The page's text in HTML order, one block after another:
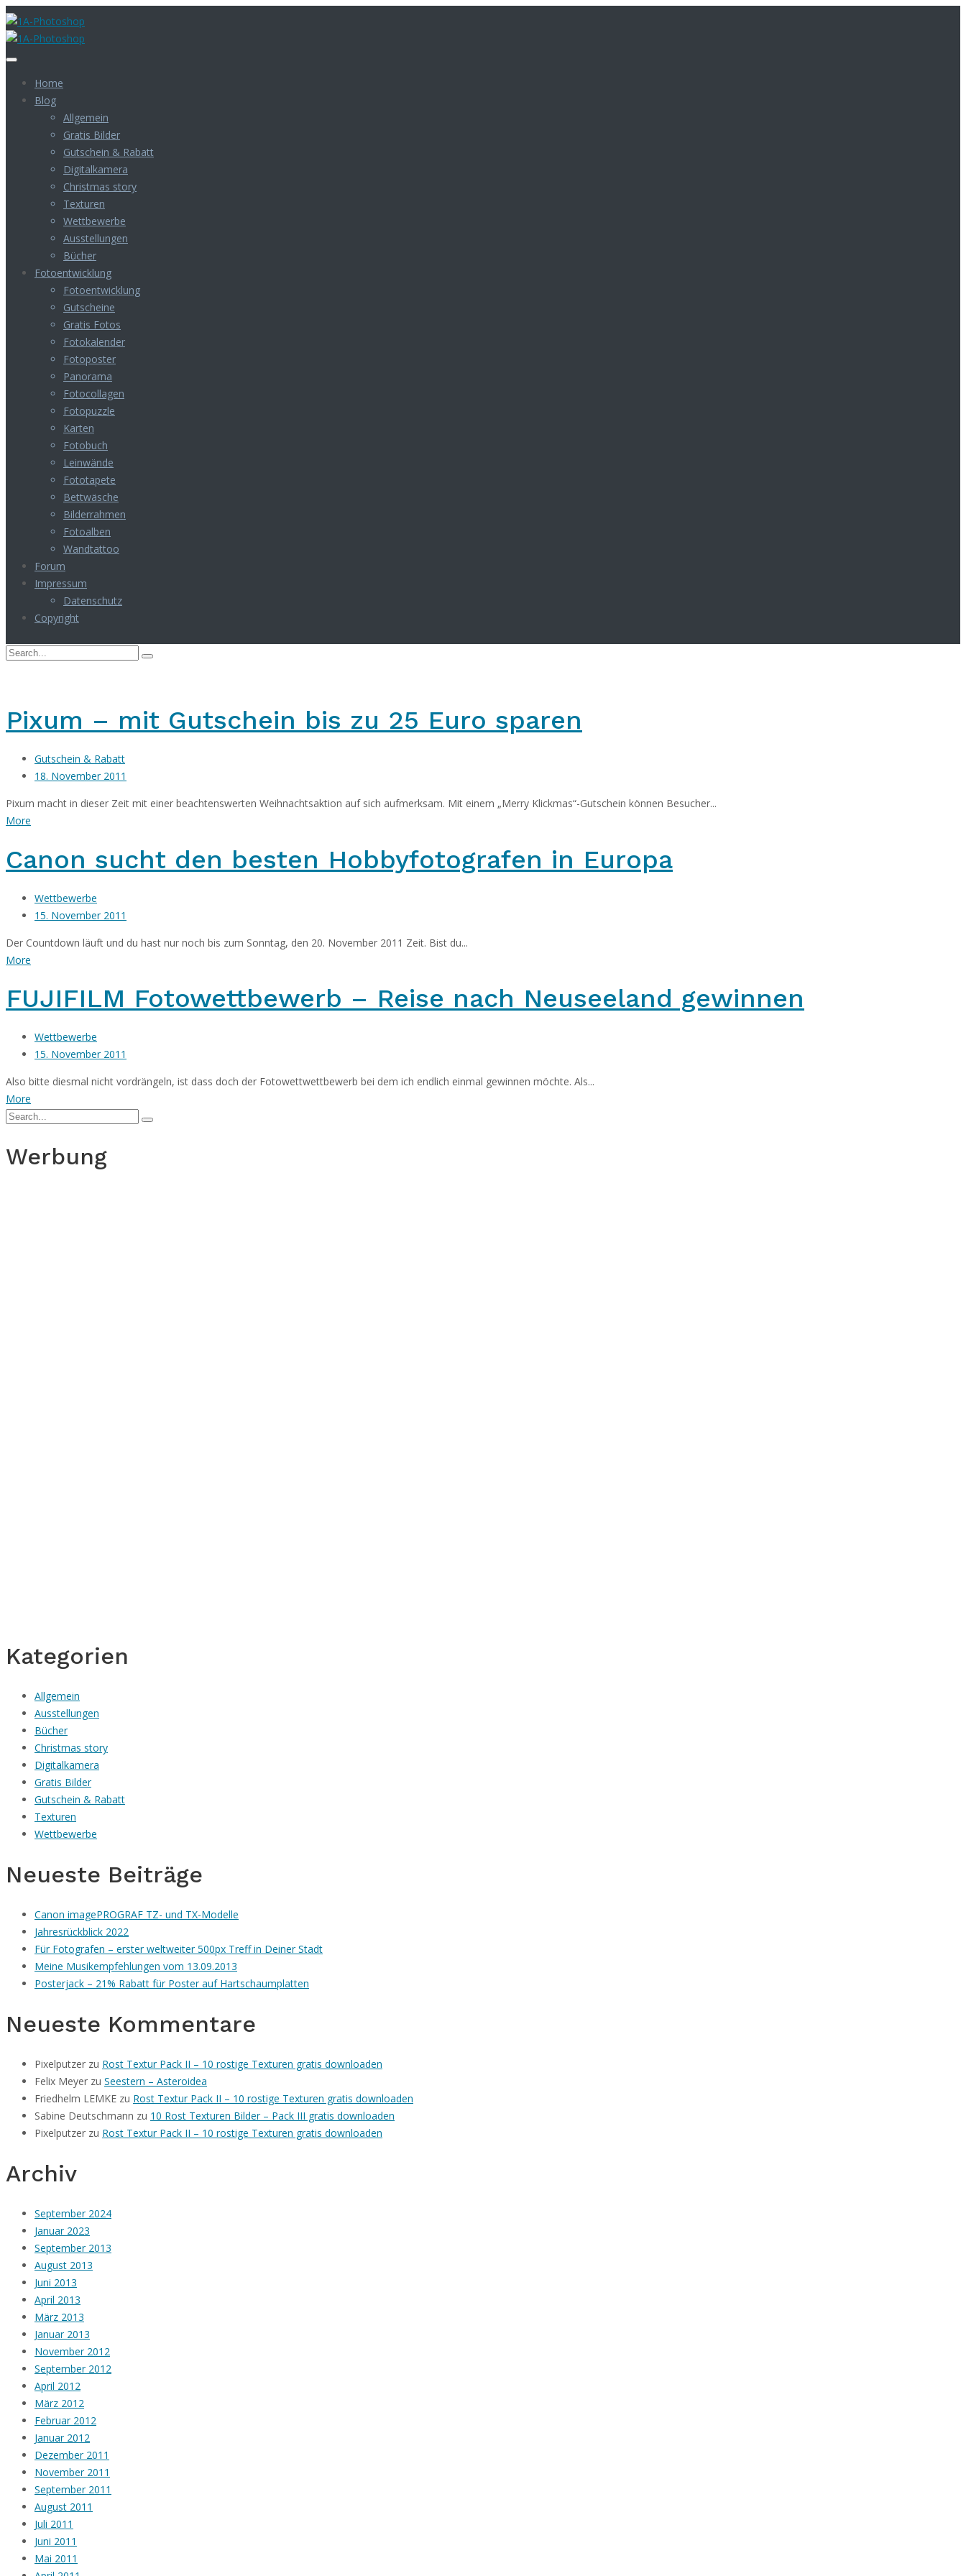
Home
Blog
Allgemein
Gratis Bilder
Gutschein & Rabatt
Digitalkamera
Christmas story
Texturen
Wettbewerbe
Ausstellungen
Bücher
Fotoentwicklung
Fotoentwicklung
Gutscheine
Gratis Fotos
Fotokalender
Fotoposter
Panorama
Fotocollagen
Fotopuzzle
Karten
Fotobuch
Leinwände
Fototapete
Bettwäsche
Bilderrahmen
Fotoalben
Wandtattoo
Forum
Impressum
Datenschutz
Copyright
Pixum – mit Gutschein bis zu 25 Euro sparen
Gutschein & Rabatt
18. November 2011
Pixum macht in dieser Zeit mit einer beachtenswerten Weihnachtsaktion auf sich aufmerksam. Mit einem „Merry Klickmas“-Gutschein können Besucher...
More
Canon sucht den besten Hobbyfotografen in Europa
Wettbewerbe
15. November 2011
Der Countdown läuft und du hast nur noch bis zum Sonntag, den 20. November 2011 Zeit. Bist du...
More
FUJIFILM Fotowettbewerb – Reise nach Neuseeland gewinnen
Wettbewerbe
15. November 2011
Also bitte diesmal nicht vordrängeln, ist dass doch der Fotowettwettbewerb bei dem ich endlich einmal gewinnen möchte. Als...
More
Werbung
Kategorien
Allgemein
Ausstellungen
Bücher
Christmas story
Digitalkamera
Gratis Bilder
Gutschein & Rabatt
Texturen
Wettbewerbe
Neueste Beiträge
Canon imagePROGRAF TZ- und TX-Modelle
Jahresrückblick 2022
Für Fotografen – erster weltweiter 500px Treff in Deiner Stadt
Meine Musikempfehlungen vom 13.09.2013
Posterjack – 21% Rabatt für Poster auf Hartschaumplatten
Neueste Kommentare
Pixelputzer zu Rost Textur Pack II – 10 rostige Texturen gratis downloaden
Felix Meyer zu Seestern – Asteroidea
Friedhelm LEMKE zu Rost Textur Pack II – 10 rostige Texturen gratis downloaden
Sabine Deutschmann zu 10 Rost Texturen Bilder – Pack III gratis downloaden
Pixelputzer zu Rost Textur Pack II – 10 rostige Texturen gratis downloaden
Archiv
September 2024
Januar 2023
September 2013
August 2013
Juni 2013
April 2013
März 2013
Januar 2013
November 2012
September 2012
April 2012
März 2012
Februar 2012
Januar 2012
Dezember 2011
November 2011
September 2011
August 2011
Juli 2011
Juni 2011
Mai 2011